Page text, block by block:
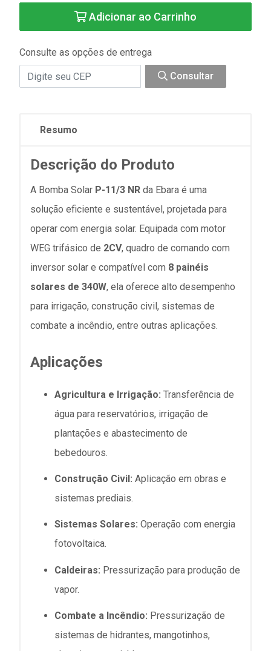
Adicionar ao Carrinho
Consulte as opções de entrega
Consultar
Resumo
Descrição do Produto
A Bomba Solar P-11/3 NR da Ebara é uma
solução eficiente e sustentável, projetada para
operar com energia solar. Equipada com motor
WEG trifásico de 2CV, quadro de comando com
inversor solar e compatível com 8 painéis
solares de 340W, ela oferece alto desempenho
para irrigação, construção civil, sistemas de
combate a incêndio, entre outras aplicações.
Aplicações
Agricultura e Irrigação: Transferência de
água para reservatórios, irrigação de
plantações e abastecimento de
bebedouros.
Construção Civil: Aplicação em obras e
sistemas prediais.
Sistemas Solares: Operação com energia
fotovoltaica.
Caldeiras: Pressurização para produção de
vapor.
Combate a Incêndio: Pressurização de
sistemas de hidrantes, mangotinhos,